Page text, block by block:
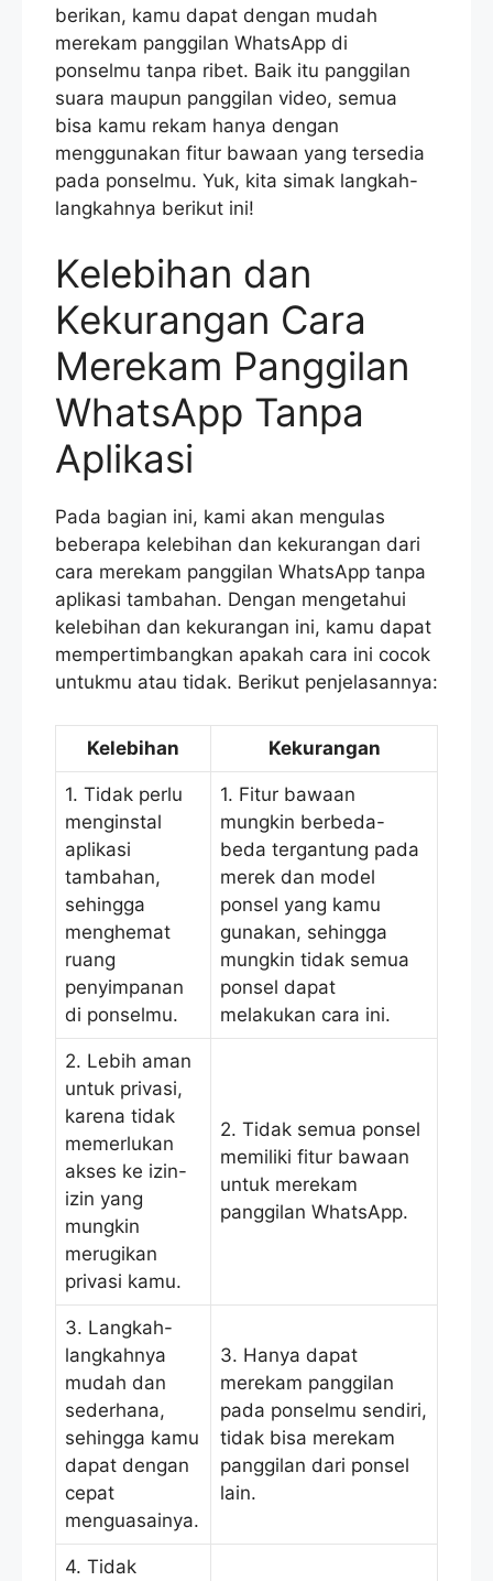
berikan, kamu dapat dengan mudah
merekam panggilan WhatsApp di
ponselmu tanpa ribet. Baik itu panggilan
suara maupun panggilan video, semua
bisa kamu rekam hanya dengan
menggunakan fitur bawaan yang tersedia
pada ponselmu. Yuk, kita simak langkah-
langkahnya berikut ini!
Kelebihan dan
Kekurangan Cara
Merekam Panggilan
WhatsApp Tanpa
Aplikasi
Pada bagian ini, kami akan mengulas
beberapa kelebihan dan kekurangan dari
cara merekam panggilan WhatsApp tanpa
aplikasi tambahan. Dengan mengetahui
kelebihan dan kekurangan ini, kamu dapat
mempertimbangkan apakah cara ini cocok
untukmu atau tidak. Berikut penjelasannya:
Kelebihan Kekurangan
1. Tidak perlu
menginstal
aplikasi
tambahan,
sehingga
menghemat
ruang
penyimpanan
di ponselmu.
1. Fitur bawaan
mungkin berbeda-
beda tergantung pada
merek dan model
ponsel yang kamu
gunakan, sehingga
mungkin tidak semua
ponsel dapat
melakukan cara ini.
2. Lebih aman
untuk privasi,
karena tidak
memerlukan
akses ke izin-
izin yang
mungkin
merugikan
privasi kamu.
2. Tidak semua ponsel
memiliki fitur bawaan
untuk merekam
panggilan WhatsApp.
3. Langkah-
langkahnya
mudah dan
sederhana,
sehingga kamu
dapat dengan
cepat
menguasainya.
3. Hanya dapat
merekam panggilan
pada ponselmu sendiri,
tidak bisa merekam
panggilan dari ponsel
lain.
4. Tidak